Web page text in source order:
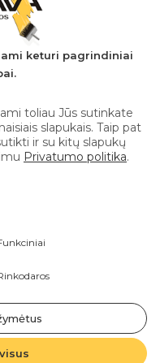
222
saugomos
keturi pagrindiniai
toliau Jūs sutinkate
slapukais. Taip pat
ir su kitų slapukų
Privatumo politika.